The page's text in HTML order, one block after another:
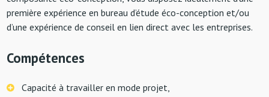
première expérience en bureau d’étude éco-conception et/ou
d’une expérience de conseil en lien direct avec les entreprises.
Compétences
Capacité à travailler en mode projet,